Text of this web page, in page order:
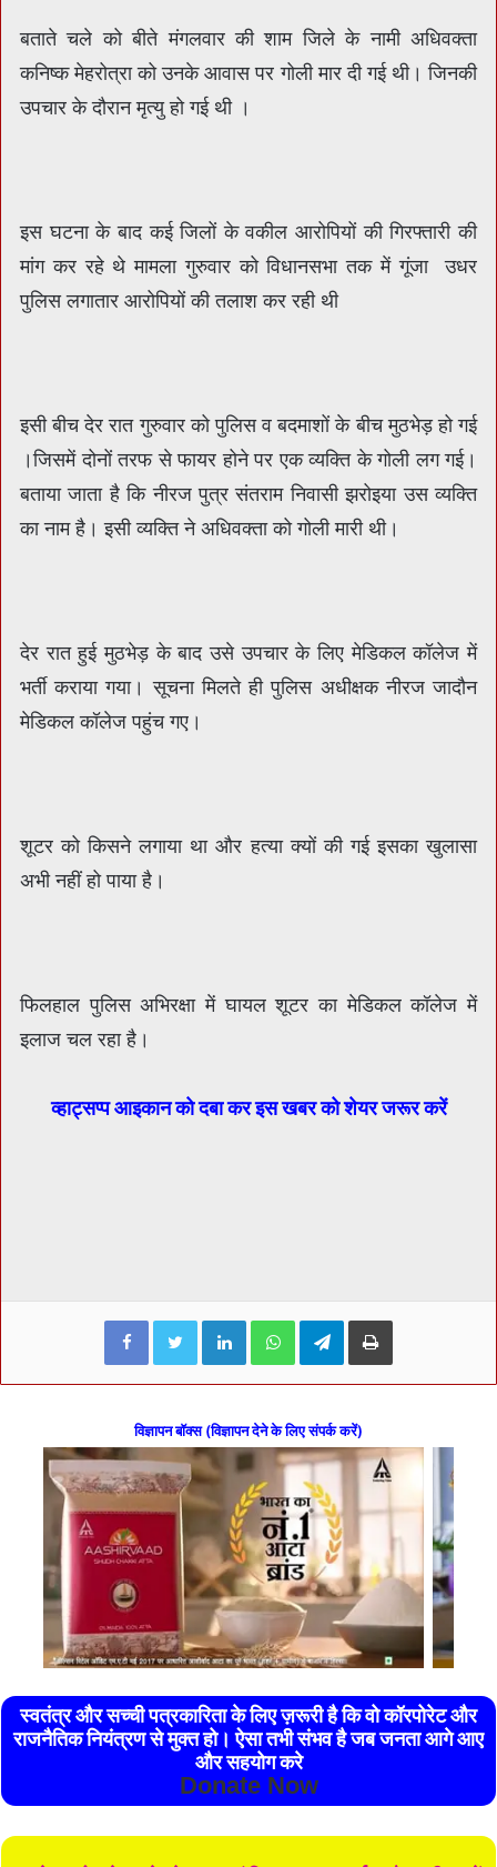
बताते चले को बीते मंगलवार की शाम जिले के नामी अधिवक्ता
कनिष्क मेहरोत्रा को उनके आवास पर गोली मार दी गई थी। जिनकी
उपचार के दौरान मृत्यु हो गई थी ।
इस घटना के बाद कई जिलों के वकील आरोपियों की गिरफ्तारी की
मांग कर रहे थे मामला गुरुवार को विधानसभा तक में गूंजा उधर
पुलिस लगातार आरोपियों की तलाश कर रही थी
इसी बीच देर रात गुरुवार को पुलिस व बदमाशों के बीच मुठभेड़ हो गई
।जिसमें दोनों तरफ से फायर होने पर एक व्यक्ति के गोली लग गई।
बताया जाता है कि नीरज पुत्र संतराम निवासी झरोइया उस व्यक्ति
का नाम है। इसी व्यक्ति ने अधिवक्ता को गोली मारी थी।
देर रात हुई मुठभेड़ के बाद उसे उपचार के लिए मेडिकल कॉलेज में
भर्ती कराया गया। सूचना मिलते ही पुलिस अधीक्षक नीरज जादौन
मेडिकल कॉलेज पहुंच गए।
शूटर को किसने लगाया था और हत्या क्यों की गई इसका खुलासा
अभी नहीं हो पाया है।
फिलहाल पुलिस अभिरक्षा में घायल शूटर का मेडिकल कॉलेज में
इलाज चल रहा है।
व्हाट्सप्प आइकान को दबा कर इस खबर को शेयर जरूर करें
FacebookTwitterLinkedInWhatsAppTelegramPrint
विज्ञापन बॉक्स (विज्ञापन देने के लिए संपर्क करें)
स्वतंत्र और सच्ची पत्रकारिता के लिए ज़रूरी है कि वो कॉरपोरेट और
राजनैतिक नियंत्रण से मुक्त हो। ऐसा तभी संभव है जब जनता आगे आए
और सहयोग करे
Donate Now